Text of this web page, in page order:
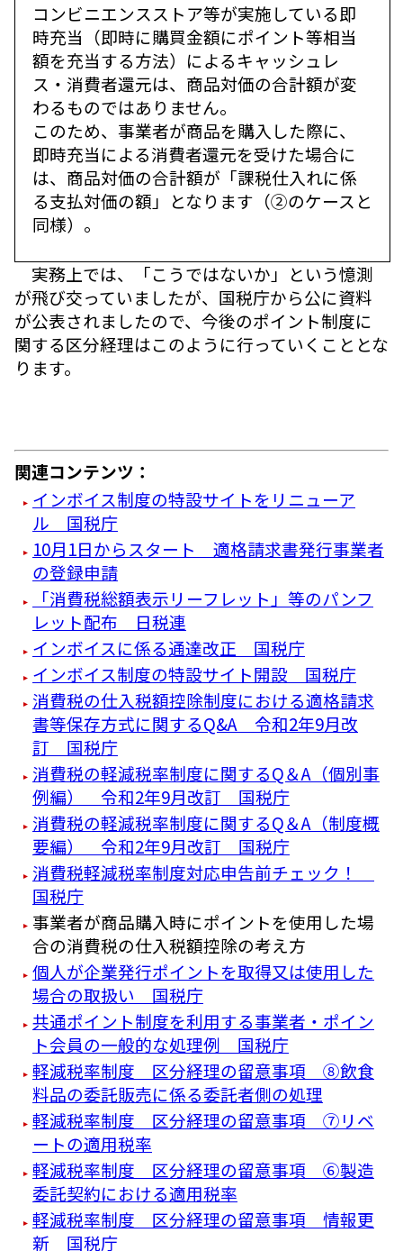
コンビニエンスストア等が実施している即
時充当（即時に購買金額にポイント等相当
額を充当する方法）によるキャッシュレ
ス・消費者還元は、商品対価の合計額が変
わるものではありません。
このため、事業者が商品を購入した際に、
即時充当による消費者還元を受けた場合に
は、商品対価の合計額が「課税仕入れに係
る支払対価の額」となります（②のケースと
同様）。
実務上では、「こうではないか」という憶測
が飛び交っていましたが、国税庁から公に資料
が公表されましたので、今後のポイント制度に
関する区分経理はこのように行っていくこととな
ります。
関連コンテンツ：
インボイス制度の特設サイトをリニューア
ル 国税庁
10月1日からスタート 適格請求書発行事業者
の登録申請
「消費税総額表示リーフレット」等のパンフ
レット配布 日税連
インボイスに係る通達改正 国税庁
インボイス制度の特設サイト開設 国税庁
消費税の仕入税額控除制度における適格請求
書等保存方式に関するQ&A 令和2年9月改
訂 国税庁
消費税の軽減税率制度に関するQ＆A（個別事
例編） 令和2年9月改訂 国税庁
消費税の軽減税率制度に関するQ＆A（制度概
要編） 令和2年9月改訂 国税庁
消費税軽減税率制度対応申告前チェック！
国税庁
事業者が商品購入時にポイントを使用した場
合の消費税の仕入税額控除の考え方
個人が企業発行ポイントを取得又は使用した
場合の取扱い 国税庁
共通ポイント制度を利用する事業者・ポイン
ト会員の一般的な処理例 国税庁
軽減税率制度 区分経理の留意事項 ⑧飲食
料品の委託販売に係る委託者側の処理
軽減税率制度 区分経理の留意事項 ⑦リベ
ートの適用税率
軽減税率制度 区分経理の留意事項 ⑥製造
委託契約における適用税率
軽減税率制度 区分経理の留意事項 情報更
新 国税庁